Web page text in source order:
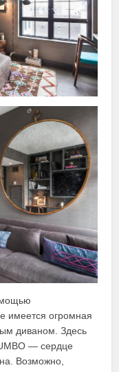
имеется огромная
диваном. Здесь
— сердце
Возможно,